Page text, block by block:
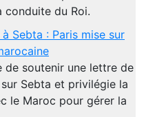
conduite du Roi.
Sebta : Paris mise sur
de soutenir une lettre de
Sebta et privilégie la
le Maroc pour gérer la